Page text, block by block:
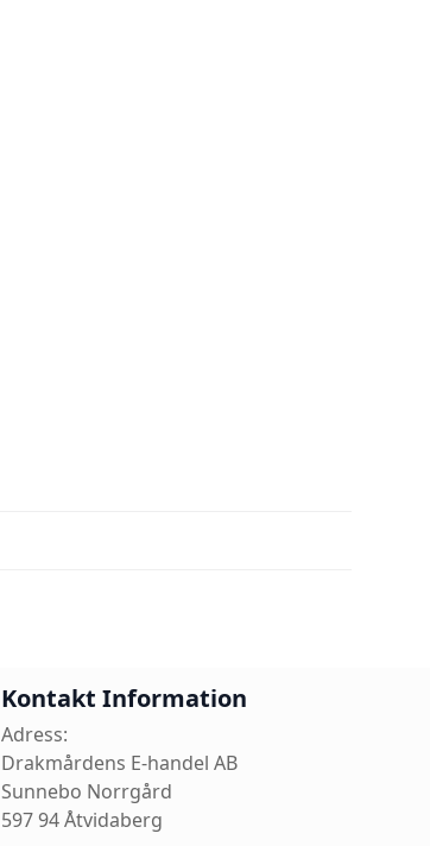
Kontakt Information
Adress:
Drakmårdens E-handel AB
Sunnebo Norrgård
597 94 Åtvidaberg